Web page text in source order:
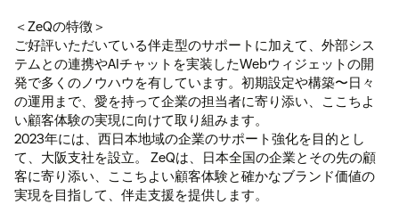
＜ZeQの特徴＞
ご好評いただいている伴走型のサポートに加えて、外部シス
テムとの連携やAIチャットを実装したWebウィジェットの開
発で多くのノウハウを有しています。初期設定や構築〜日々
の運用まで、愛を持って企業の担当者に寄り添い、ここちよ
い顧客体験の実現に向けて取り組みます。
2023年には、西日本地域の企業のサポート強化を目的とし
て、大阪支社を設立。 ZeQは、日本全国の企業とその先の顧
客に寄り添い、ここちよい顧客体験と確かなブランド価値の
実現を目指して、伴走支援を提供します。